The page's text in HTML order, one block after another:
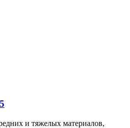
и тяжелых материалов,